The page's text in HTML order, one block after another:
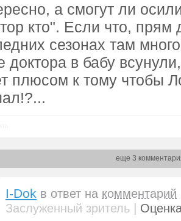
а смогут ли
кто". Если что, прям
сезонах там
доктора в бабу
плюсом к тому чтобы
еще 3
I-Dok в ответ на комментарий
Заслуженный зритель |